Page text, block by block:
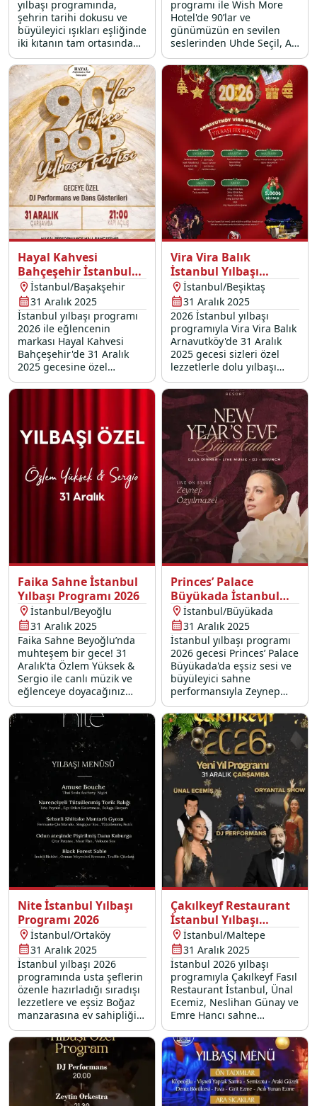
yılbaşı programında,
şehrin tarihi dokusu ve
büyüleyici ışıkları eşliğinde
iki kıtanın tam ortasında
unutulmaz bir geceye
davetlisiniz. Modern
teknemizin konforlu
atmosferinde, canlı DJ
performansları ve
gökyüzünü renklendiren
havai fişek gösterileriyle
2026 yılına muhteşem bir
başlangıç yapmanızı
sağlıyoruz. Profesyonel
ekibimiz ve kaliteli hizmet
anlayışımızla birleşen bu
benzersiz Boğaz turunda,
sevdiklerinizle birlikte
eğlencenin tadına
kutlama sizi bekliyor.
programı ile Wish More
Hotel'de 90’lar ve
günümüzün en sevilen
seslerinden Uhde Seçil, Ali
Güven ve Gül Çetin’in canlı
performanslarıyla renkli
bir 31 Aralık 2025 gecesi
sizi bekliyor.
Hayal Kahvesi
Bahçeşehir İstanbul
Yılbaşı Programı 2026
İstanbul/Başakşehir
31 Aralık 2025
İstanbul yılbaşı programı
2026 ile eğlencenin
markası Hayal Kahvesi
Bahçeşehir'de 31 Aralık
2025 gecesine özel
büyüleyici dans gösterileri
ve DJ performansları ile
Vira Vira Balık
İstanbul Yılbaşı
Programı 2026
İstanbul/Beşiktaş
31 Aralık 2025
2026 İstanbul yılbaşı
programıyla Vira Vira Balık
Arnavutköy'de 31 Aralık
2025 gecesi sizleri özel
lezzetlerle dolu yılbaşı
menüsü, canlı müzik,
dansöz gösterisi, DJ
performans ve yılbaşı
çekilişi sürprizleri bekliyor.
Faika Sahne İstanbul
Yılbaşı Programı 2026
İstanbul/Beyoğlu
31 Aralık 2025
Faika Sahne Beyoğlu’nda
muhteşem bir gece! 31
Aralık'ta Özlem Yüksek &
Sergio ile canlı müzik ve
eğlenceye doyacağınız
2026 yılbaşı programı için
hemen yerinizi ayırtın.
Princes’ Palace
Büyükada İstanbul
Yılbaşı Programı 2026
İstanbul/Büyükada
31 Aralık 2025
İstanbul yılbaşı programı
2026 gecesi Princes’ Palace
Büyükada'da eşsiz sesi ve
büyüleyici sahne
performansıyla Zeynep
Özyılmazel, muhteşem bir
gala yemeği, DJ
performansı ve dahası
sizleri bekliyor.
Nite İstanbul Yılbaşı
Programı 2026
İstanbul/Ortaköy
31 Aralık 2025
İstanbul yılbaşı 2026
programında usta şeflerin
özenle hazırladığı sıradışı
lezzetlere ve eşsiz Boğaz
manzarasına ev sahipliği
yapan Nite Restaurant
İstanbul'da yerinizi ayırtın.
Çakılkeyf Restaurant
İstanbul Yılbaşı
Programı 2026
İstanbul/Maltepe
31 Aralık 2025
İstanbul 2026 yılbaşı
programıyla Çakılkeyf Fasıl
Restaurant İstanbul, Ünal
Ecemiz, Neslihan Günay ve
Emre Hancı sahne
performansları, oryantal
show ve DJ partisi ile
muhteşem bir gecenin
kapılarını aralıyor.